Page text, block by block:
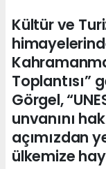
Kültür ve
Toplantısı”
Görgel,
unvanını
açımızdan
ülkemize